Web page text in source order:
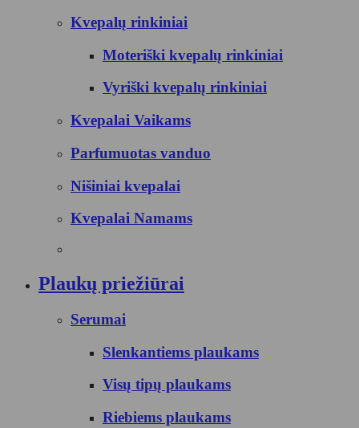
Kvepalų rinkiniai
Moteriški kvepalų rinkiniai
Vyriški kvepalų rinkiniai
Kvepalai Vaikams
Parfumuotas vanduo
Nišiniai kvepalai
Kvepalai Namams
Plaukų priežiūrai
Serumai
Slenkantiems plaukams
Visų tipų plaukams
Riebiems plaukams